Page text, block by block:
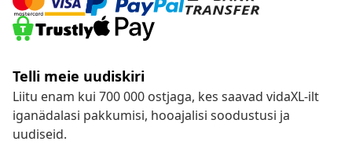
Telli meie uudiskiri
Liitu enam kui 700 000 ostjaga, kes saavad vidaXL-ilt
iganädalasi pakkumisi, hooajalisi soodustusi ja
uudiseid.